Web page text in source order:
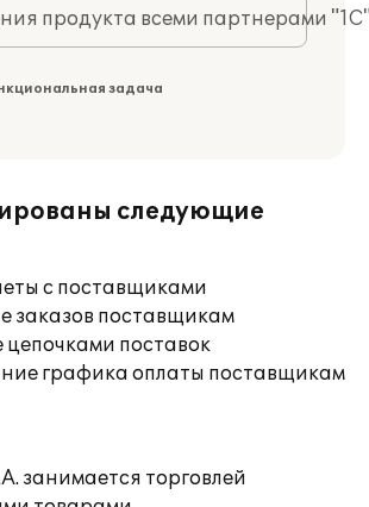
продукта всеми партнерами
задача
следующие
с поставщиками
заказов поставщикам
цепочками поставок
графика оплаты поставщикам
занимается торговлей